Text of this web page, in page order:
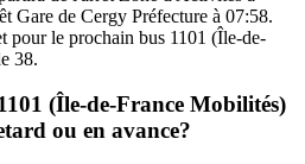
Gare de Cergy Préfecture à 07:58.
pour le prochain bus 1101 (Île-de-
38.
(Île-de-France Mobilités)
ou en avance?